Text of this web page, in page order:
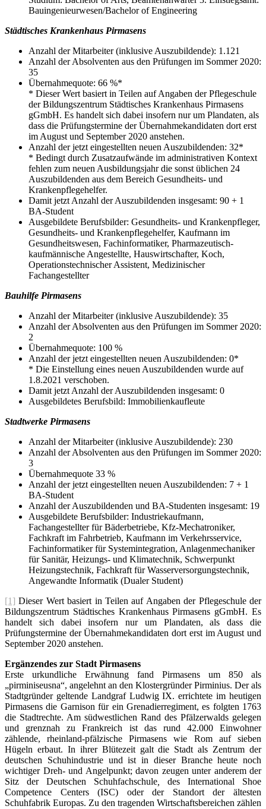
Bauingenieurwesen/Bachelor of Engineering
Städtisches Krankenhaus Pirmasens
Anzahl der Mitarbeiter (inklusive Auszubildende): 1.121
Anzahl der Absolventen aus den Prüfungen im Sommer 2020:
35
Übernahmequote: 66 %*
* Dieser Wert basiert in Teilen auf Angaben der Pflegeschule
der Bildungszentrum Städtisches Krankenhaus Pirmasens
gGmbH. Es handelt sich dabei insofern nur um Plandaten, als
dass die Prüfungstermine der Übernahmekandidaten dort erst
im August und September 2020 anstehen.
Anzahl der jetzt eingestellten neuen Auszubildenden: 32*
* Bedingt durch Zusatzaufwände im administrativen Kontext
fehlen zum neuen Ausbildungsjahr die sonst üblichen 24
Auszubildenden aus dem Bereich Gesundheits- und
Krankenpflegehelfer.
Damit jetzt Anzahl der Auszubildenden insgesamt: 90 + 1
BA-Student
Ausgebildete Berufsbilder: Gesundheits- und Krankenpfleger,
Gesundheits- und Krankenpflegehelfer, Kaufmann im
Gesundheitswesen, Fachinformatiker, Pharma­zeutisch-
kaufmännische Angestellte, Hauswirtschafter, Koch,
Operations­technischer Assistent, Medizinischer
Fachangestellter
Bauhilfe Pirmasens
Anzahl der Mitarbeiter (inklusive Auszubildende): 35
Anzahl der Absolventen aus den Prüfungen im Sommer 2020:
2
Übernahmequote: 100 %
Anzahl der jetzt eingestellten neuen Auszubildenden: 0*
* Die Einstellung eines neuen Auszubildenden wurde auf
1.8.2021 verschoben.
Damit jetzt Anzahl der Auszubildenden insgesamt: 0
Ausgebildetes Berufsbild: Immobilienkaufleute
Stadtwerke Pirmasens
Anzahl der Mitarbeiter (inklusive Auszubildende): 230
Anzahl der Absolventen aus den Prüfungen im Sommer 2020:
3
Übernahmequote 33 %
Anzahl der jetzt eingestellten neuen Auszubildenden: 7 + 1
BA-Student
Anzahl der Auszubildenden und BA-Studenten insgesamt: 19
Ausgebildete Berufsbilder: Industriekaufmann,
Fachangestellter für Bäderbetriebe, Kfz-Mechatroniker,
Fachkraft im Fahrbetrieb, Kaufmann im Verkehrs­service,
Fachinformatiker für Systemintegration, Anlagenmechaniker
für Sanitär, Heizungs- und Klimatechnik, Schwerpunkt
Heizungstechnik, Fachkraft für Wasser­versorgungstechnik,
Angewandte Informatik (Dualer Student)
[1] Dieser Wert basiert in Teilen auf Angaben der Pflegeschule der
Bildungszentrum Städtisches Krankenhaus Pirmasens gGmbH. Es
handelt sich dabei insofern nur um Plandaten, als dass die
Prüfungstermine der Übernahmekandidaten dort erst im August und
September 2020 anstehen.
Ergänzendes zur Stadt Pirmasens
Erste urkundliche Erwähnung fand Pirmasens um 850 als
„pirminiseusna“, angelehnt an den Klostergründer Pirminius. Der als
Stadtgründer geltende Landgraf Ludwig IX. errichtete im heutigen
Pirmasens die Garnison für ein Grenadierregiment, es folgten 1763
die Stadtrechte. Am südwestlichen Rand des Pfälzerwalds gelegen
und grenznah zu Frankreich ist das rund 42.000 Einwohner
zählende, rheinland-pfälzische Pirmasens wie Rom auf sieben
Hügeln erbaut. In ihrer Blütezeit galt die Stadt als Zentrum der
deutschen Schuhindustrie und ist in dieser Branche heute noch
wichtiger Dreh- und Angelpunkt; davon zeugen unter anderem der
Sitz der Deutschen Schuhfachschule
des International Shoe
Competence Centers (ISC) oder der Standort der ältesten
Schuhfabrik Europas. Zu den tragenden Wirtschaftsbereichen zählen